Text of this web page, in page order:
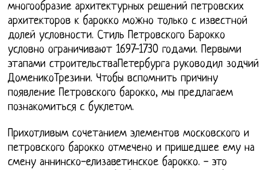
многообразие архитектурных решений петровских
архитекторов к барокко можно только с известной
долей условности. Стиль Петровского Барокко
условно ограничивают 1697-1730 годами. Первыми
этапами строительстваПетербурга руководил зодчий
ДоменикоТрезини. Чтобы вспомнить причину
появление Петровского барокко, мы предлагаем
познакомиться с буклетом.
Прихотливым сочетанием элементов московского и
петровского барокко отмечено и пришедшее ему на
смену аннинско-елизаветинское барокко. - это